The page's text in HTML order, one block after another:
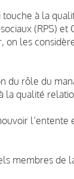
à la
(RPS) et
on les
du rôle du
la qualité
l’entente
membres de